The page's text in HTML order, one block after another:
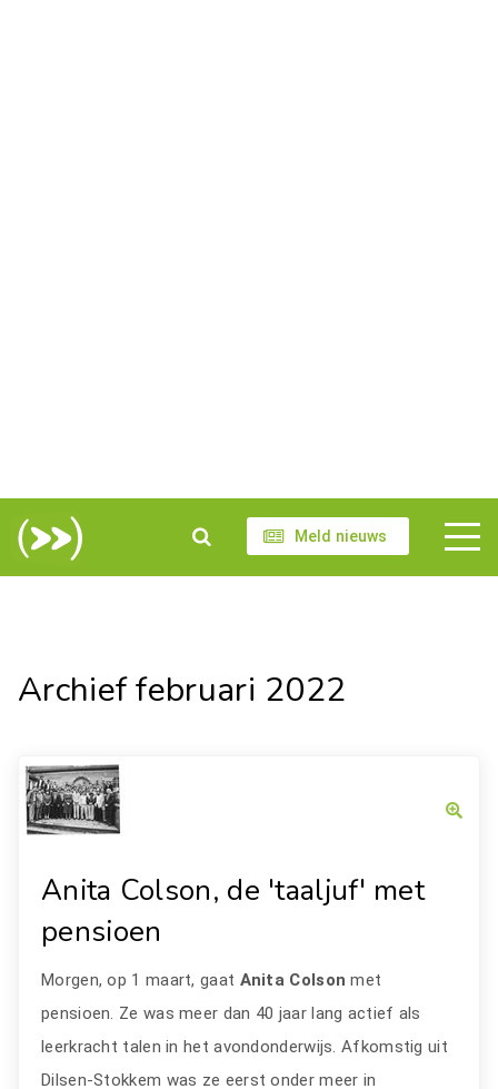
Meld nieuws
Archief februari 2022
Anita Colson, de 'taaljuf' met
pensioen
Morgen, op 1 maart, gaat Anita Colson met
pensioen. Ze was meer dan 40 jaar lang actief als
leerkracht talen in het avondonderwijs. Afkomstig uit
Dilsen-Stokkem was ze eerst onder meer in